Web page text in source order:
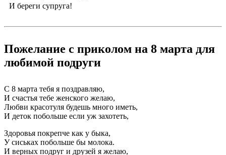
И береги супруга!
Пожелание с приколом на 8 марта для
любимой подруги
С 8 марта тебя я поздравляю,
И счастья тебе женского желаю,
Любви красотуля будешь много иметь,
И деток побольше если уж захотеть,
Здоровья покрепче как у быка,
У сиськах побольше бы молока.
И верных подруг и друзей я желаю,